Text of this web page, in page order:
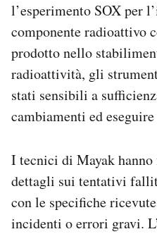
l’esperimento SOX per
componente radioattivo
prodotto nello
radioattività, gli
stati sensibili a
cambiamenti ed
I tecnici di Mayak
dettagli sui tentativi
con le specifiche
incidenti o errori gravi.